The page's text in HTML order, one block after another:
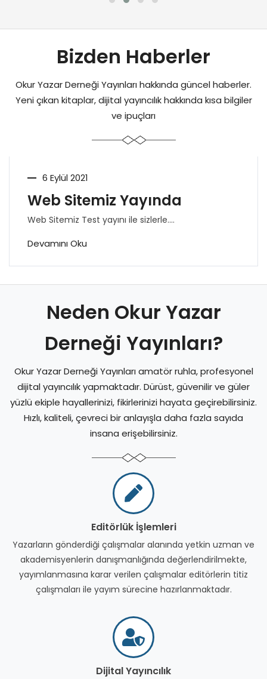
Bizden Haberler
Okur Yazar Derneği Yayınları hakkında güncel haberler.
Yeni çıkan kitaplar, dijital yayıncılık hakkında kısa bilgiler
ve ipuçları
6 Eylül 2021
Web Sitemiz Yayında
Web Sitemiz Test yayını ile sizlerle....
Devamını Oku
Neden Okur Yazar
Derneği Yayınları?
Okur Yazar Derneği Yayınları amatör ruhla, profesyonel
dijital yayıncılık yapmaktadır. Dürüst, güvenilir ve güler
yüzlü ekiple hayallerinizi, fikirlerinizi hayata geçirebilirsiniz.
Hızlı, kaliteli, çevreci bir anlayışla daha fazla sayıda
insana erişebilirsiniz.
Editörlük İşlemleri
Yazarların gönderdiği çalışmalar alanında yetkin uzman ve
akademisyenlerin danışmanlığında değerlendirilmekte,
yayımlanmasına karar verilen çalışmalar editörlerin titiz
çalışmaları ile yayım sürecine hazırlanmaktadır.
Dijital Yayıncılık